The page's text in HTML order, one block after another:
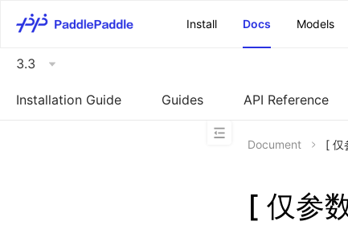
Install Docs Models
3.3
Installation Guide Guides API Reference
Document [ 仅
[ 仅参